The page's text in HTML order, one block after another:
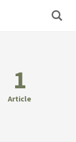
1
Article